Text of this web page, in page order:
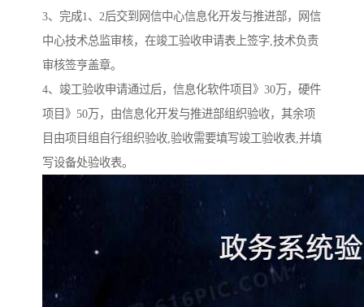
3、完成1、2后交到网信中心信息化开发与推进部，网信
中心技术总监审核，在竣工验收申请表上签字,技术负责
审核签亨盖章。
4、竣工验收申请通过后，信息化软件项目》30万，硬件
项目》50万，由信息化开发与推进部组织验收，其余项
目由项目组自行组织验收,验收需要填写竣工验收表,并填
写设备处验收表。